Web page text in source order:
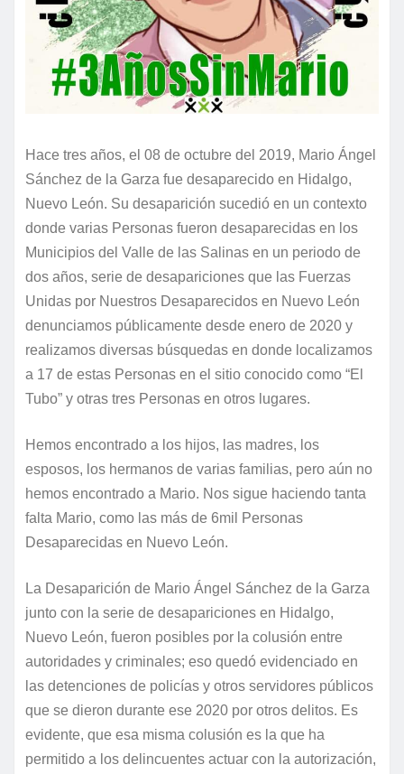
Hace tres años, el 08 de octubre del 2019, Mario Ángel
Sánchez de la Garza fue desaparecido en Hidalgo,
Nuevo León. Su desaparición sucedió en un contexto
donde varias Personas fueron desaparecidas en los
Municipios del Valle de las Salinas en un periodo de
dos años, serie de desapariciones que las Fuerzas
Unidas por Nuestros Desaparecidos en Nuevo León
denunciamos públicamente desde enero de 2020 y
realizamos diversas búsquedas en donde localizamos
a 17 de estas Personas en el sitio conocido como “El
Tubo” y otras tres Personas en otros lugares.
Hemos encontrado a los hijos, las madres, los
esposos, los hermanos de varias familias, pero aún no
hemos encontrado a Mario. Nos sigue haciendo tanta
falta Mario, como las más de 6mil Personas
Desaparecidas en Nuevo León.
La Desaparición de Mario Ángel Sánchez de la Garza
junto con la serie de desapariciones en Hidalgo,
Nuevo León, fueron posibles por la colusión entre
autoridades y criminales; eso quedó evidenciado en
las detenciones de policías y otros servidores públicos
que se dieron durante ese 2020 por otros delitos. Es
evidente, que esa misma colusión es la que ha
permitido a los delincuentes actuar con la autorización,